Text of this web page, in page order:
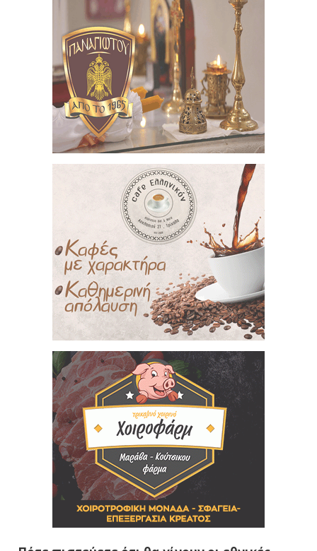
Πότε πιστεύετε ότι θα γίνουν οι εθνικές
εκλογές
Το φθινόπωρο του 2026
Την άνοιξη του 2027